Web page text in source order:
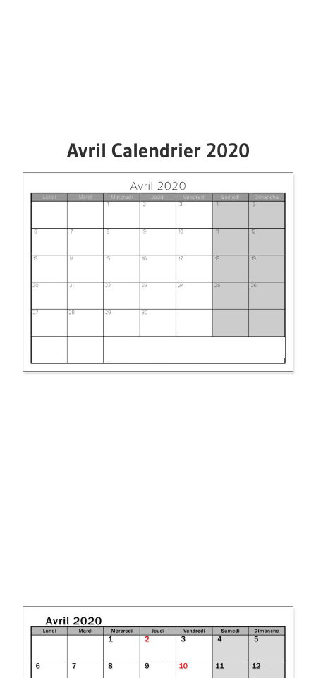
Avril Calendrier 2020